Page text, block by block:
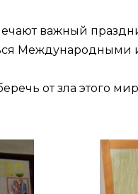
важный
Международными
беречь от зла